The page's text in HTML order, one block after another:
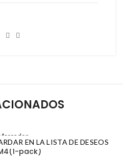
EN LA LISTA DE DESEOS
pack)